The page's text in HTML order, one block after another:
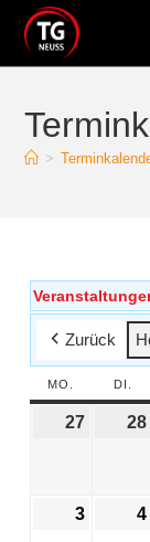
>
Zurück
MO. DI.
27 28
3 4